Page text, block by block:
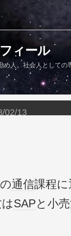
ィール
め人。社会人としての
02/13
の通信課程
SAPと小売